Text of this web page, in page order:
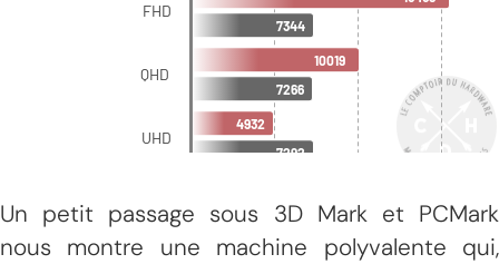
Un petit passage sous 3D Mark et PCMark
nous montre une machine polyvalente qui,